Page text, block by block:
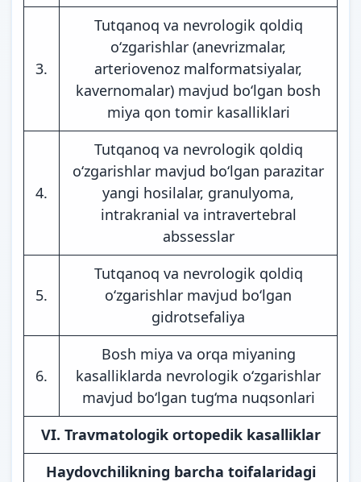
3.
Tutqanoq va nevrologik qoldiq
o‘zgarishlar (anevrizmalar,
arteriovenoz malformatsiyalar,
kavernomalar) mavjud bo‘lgan bosh
miya qon tomir kasalliklari
4.
Tutqanoq va nevrologik qoldiq
o‘zgarishlar mavjud bo‘lgan parazitar
yangi hosilalar, granulyoma,
intrakranial va intravertebral
abssesslar
5.
Tutqanoq va nevrologik qoldiq
o‘zgarishlar mavjud bo‘lgan
gidrotsefaliya
6.
Bosh miya va orqa miyaning
kasalliklarda nevrologik o‘zgarishlar
mavjud bo‘lgan tug‘ma nuqsonlari
VI. Travmatologik ortopedik kasalliklar
Haydovchilikning barcha toifalaridagi